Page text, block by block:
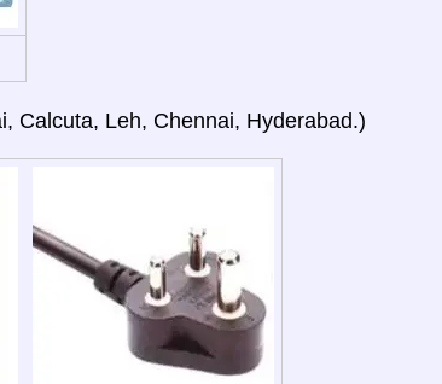
Calcuta, Leh, Chennai, Hyderabad.)